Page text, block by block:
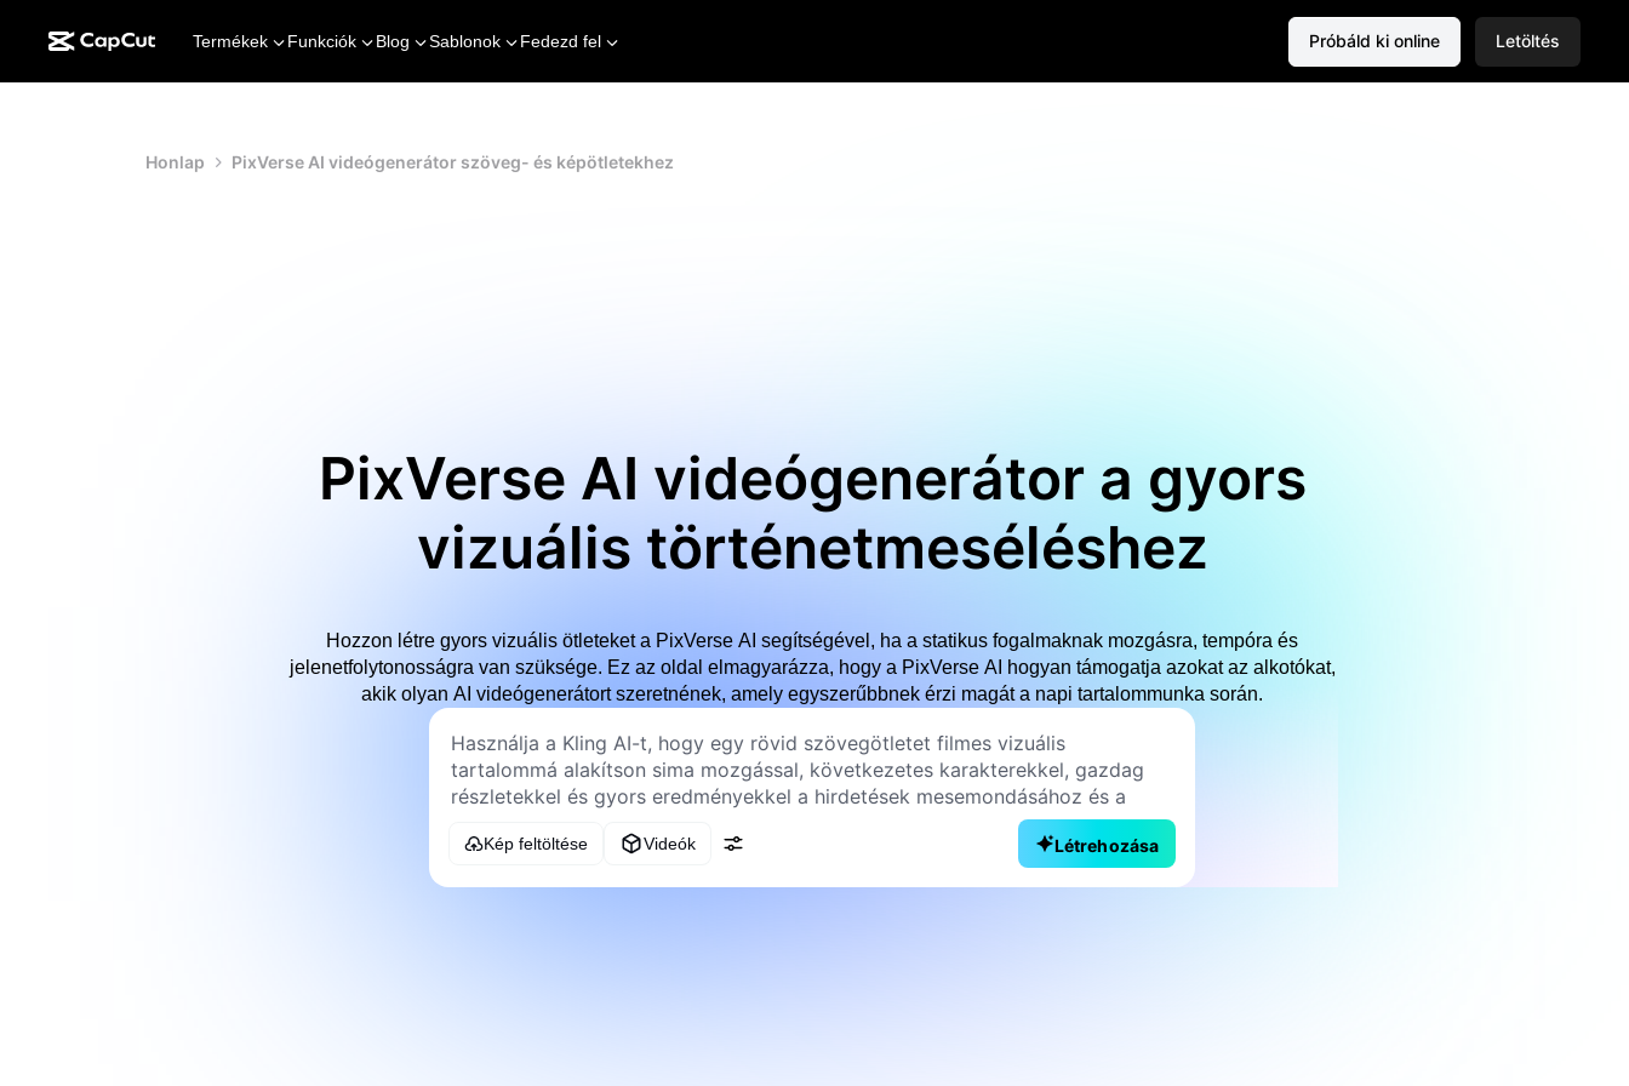
Termékek Funkciók Blog Sablonok Fedezd fel Próbáld ki online Letöltés
Honlap PixVerse AI videógenerátor szöveg- és képötletekhez
PixVerse AI videógenerátor a gyors
vizuális történetmeséléshez
Hozzon létre gyors vizuális ötleteket a PixVerse AI segítségével, ha a statikus fogalmaknak mozgásra, tempóra és
jelenetfolytonosságra van szüksége. Ez az oldal elmagyarázza, hogy a PixVerse AI hogyan támogatja azokat az alkotókat,
akik olyan AI videógenerátort szeretnének, amely egyszerűbbnek érzi magát a napi tartalommunka során.
Kép feltöltése Videók Létrehozása